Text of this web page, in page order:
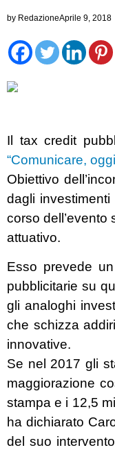
by RedazioneAprile 9, 2018
Il tax credit
“Comunicare,
Obiettivo
dagli
corso dell’evento
attuativo.
Esso prevede
pubblicitarie su
gli analoghi
che schizza
innovative.
Se nel 2017 gli
maggiorazione
stampa e i 12,5
ha dichiarato
del suo